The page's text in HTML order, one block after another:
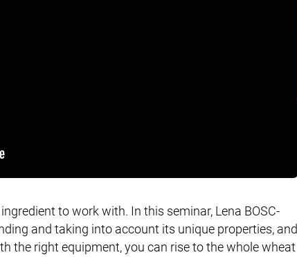
to work with. In this seminar, Lena BOSC-
and taking into account its unique properties, and
the right equipment, you can rise to the whole wheat